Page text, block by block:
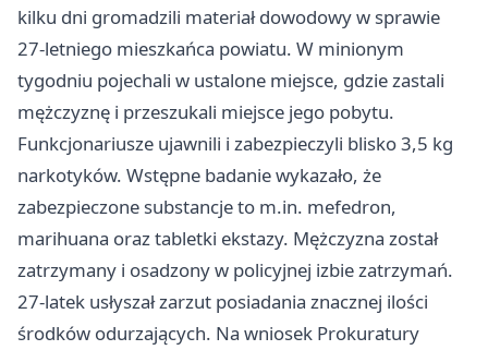
kilku dni gromadzili materiał dowodowy w sprawie
27-letniego mieszkańca powiatu. W minionym
tygodniu pojechali w ustalone miejsce, gdzie zastali
mężczyznę i przeszukali miejsce jego pobytu.
Funkcjonariusze ujawnili i zabezpieczyli blisko 3,5 kg
narkotyków. Wstępne badanie wykazało, że
zabezpieczone substancje to m.in. mefedron,
marihuana oraz tabletki ekstazy. Mężczyzna został
zatrzymany i osadzony w policyjnej izbie zatrzymań.
27-latek usłyszał zarzut posiadania znacznej ilości
środków odurzających. Na wniosek Prokuratury